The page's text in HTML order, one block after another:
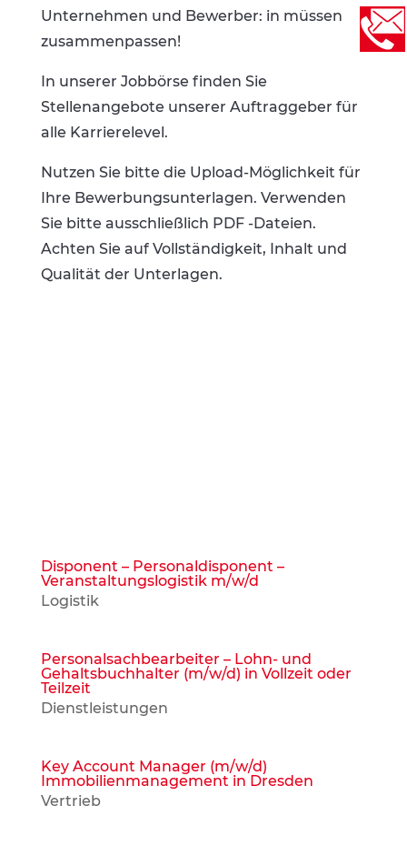
Unternehmen und Bewerber: in müssen
zusammenpassen!
In unserer Jobbörse finden Sie
Stellenangebote unserer Auftraggeber für
alle Karrierelevel.
Nutzen Sie bitte die Upload-Möglichkeit für
Ihre Bewerbungsunterlagen. Verwenden
Sie bitte ausschließlich PDF -Dateien.
Achten Sie auf Vollständigkeit, Inhalt und
Qualität der Unterlagen.
Disponent – Personaldisponent –
Veranstaltungslogistik m/w/d
Logistik
Personalsachbearbeiter – Lohn- und
Gehaltsbuchhalter (m/w/d) in Vollzeit oder
Teilzeit
Dienstleistungen
Key Account Manager (m/w/d)
Immobilienmanagement in Dresden
Vertrieb